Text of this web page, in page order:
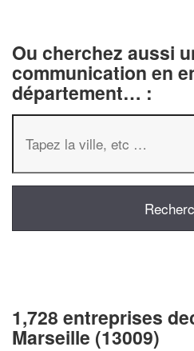
Ou cherchez aussi
communication en
département… :
1,728 entreprises
Marseille (13009)